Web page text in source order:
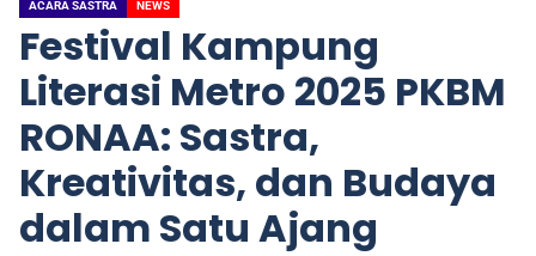
ACARA SASTRA NEWS
Festival Kampung
Literasi Metro 2025 PKBM
RONAA: Sastra,
Kreativitas, dan Budaya
dalam Satu Ajang